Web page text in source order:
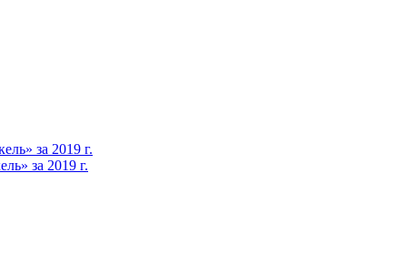
за 2019 г.
за 2019 г.